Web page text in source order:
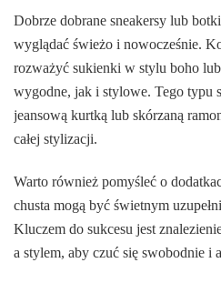
Dobrze dobrane sneakersy lub
wyglądać świeżo i nowocześnie.
rozważyć sukienki w stylu boho
wygodne, jak i stylowe. Tego typu
jeansową kurtką lub skórzaną
całej stylizacji.
Warto również pomyśleć o
chusta mogą być świetnym
Kluczem do sukcesu jest
a stylem, aby czuć się swobodnie i